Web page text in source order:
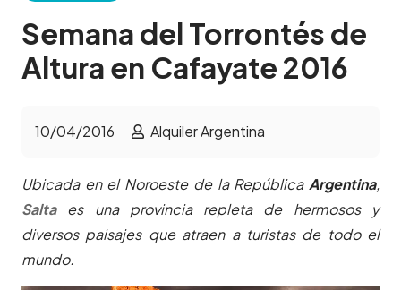
Semana del Torrontés de
Altura en Cafayate 2016
10/04/2016 Alquiler Argentina
Ubicada en el Noroeste de la RepúblicaArgentina,
Saltaes una provincia repleta de hermosos y
diversos paisajes que atraen a turistas de todo el
mundo.